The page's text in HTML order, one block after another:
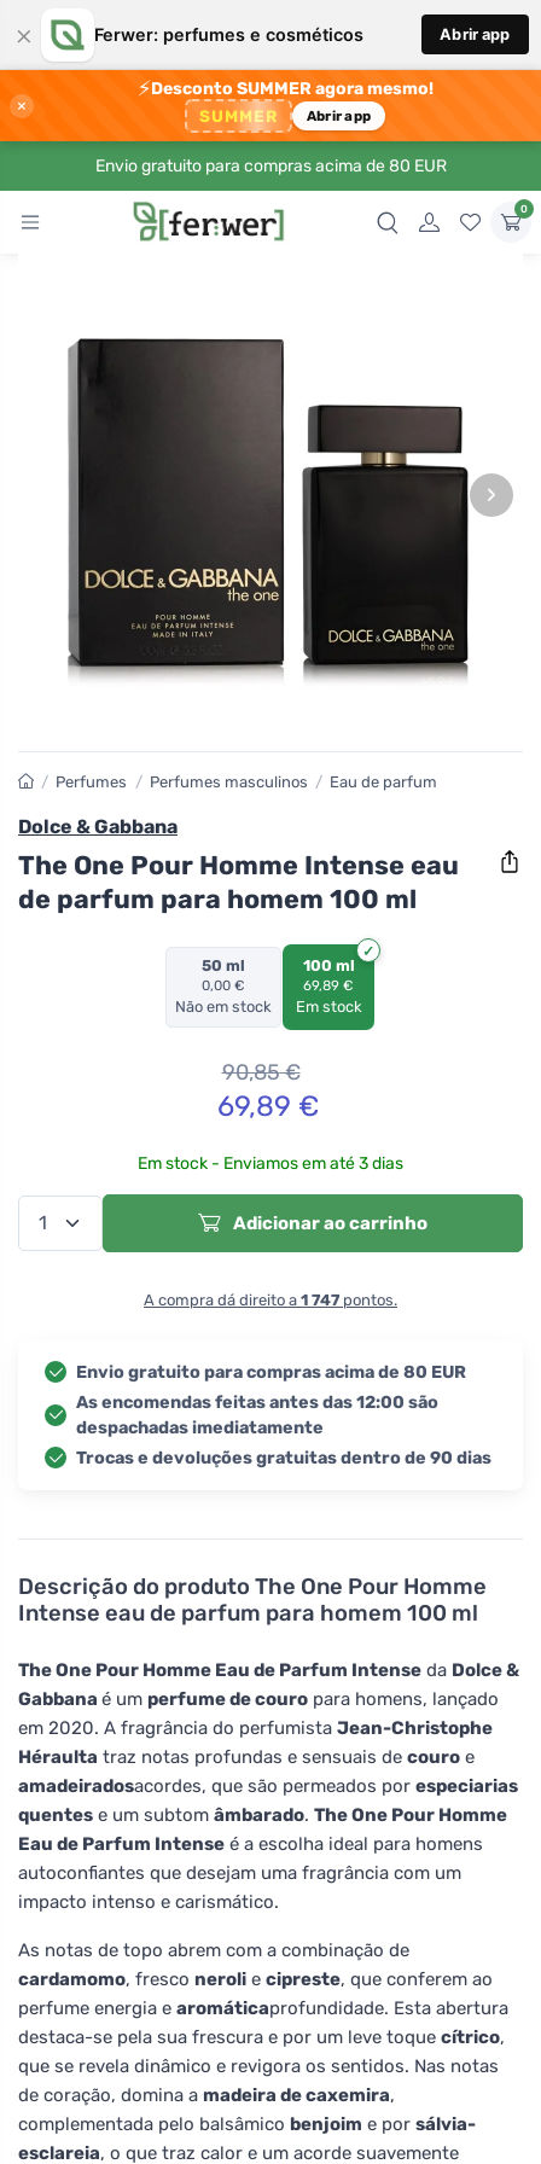
× Ferwer: perfumes e cosméticos Abrir app
×
⚡Desconto SUMMER agora mesmo!
SUMMER Abrir app
Envio gratuito para compras acima de 80 EUR
0
›
Descrição do produto The One Pour Homme
Intense eau de parfum para homem 100 ml
The One Pour Homme Eau de Parfum Intense da Dolce &
Gabbana é um perfume de couro para homens, lançado
em 2020. A fragrância do perfumista Jean-Christophe
Héraulta traz notas profundas e sensuais de couro e
amadeiradosacordes, que são permeados por especiarias
quentes e um subtom âmbarado. The One Pour Homme
Eau de Parfum Intense é a escolha ideal para homens
autoconfiantes que desejam uma fragrância com um
impacto intenso e carismático.
As notas de topo abrem com a combinação de
cardamomo, fresco neroli e cipreste, que conferem ao
perfume energia e aromáticaprofundidade. Esta abertura
destaca-se pela sua frescura e por um leve toque cítrico,
que se revela dinâmico e revigora os sentidos. Nas notas
de coração, domina a madeira de caxemira,
complementada pelo balsâmico benjoim e por sálvia-
esclareia, o que traz calor e um acorde suavemente
/ Perfumes / Perfumes masculinos / Eau de parfum
Dolce & Gabbana
The One Pour Homme Intense eau
de parfum para homem 100 ml
50 ml
0,00 €
Não em stock
100 ml
69,89 €
Em stock
90,85€
69,89 €
Em stock - Enviamos em até 3 dias
Adicionar ao carrinho
A compra dá direito a 1 747 pontos.
Envio gratuito para compras acima de 80 EUR
As encomendas feitas antes das 12:00 são
despachadas imediatamente
Trocas e devoluções gratuitas dentro de 90 dias